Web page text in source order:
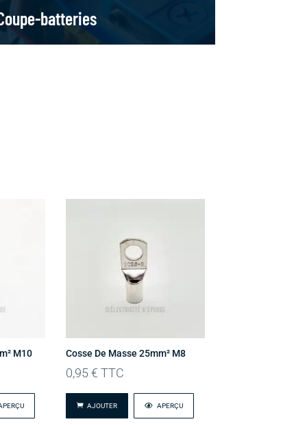
batteries
M10 Cosse De Masse 25mm² M8
0,95€ TTC
AJOUTER APERÇU